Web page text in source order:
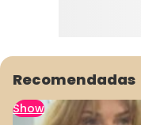
Recomendadas
Show